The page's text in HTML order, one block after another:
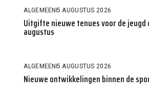
ALGEMEEN5 AUGUSTUS 2026
Uitgifte nieuwe tenues voor de jeugd
augustus
ALGEMEEN5 AUGUSTUS 2026
Nieuwe ontwikkelingen binnen de